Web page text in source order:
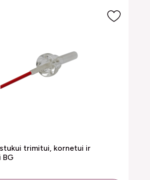
trimitui, kornetui ir